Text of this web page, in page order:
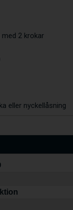
med 2 krokar
eller nyckellåsning